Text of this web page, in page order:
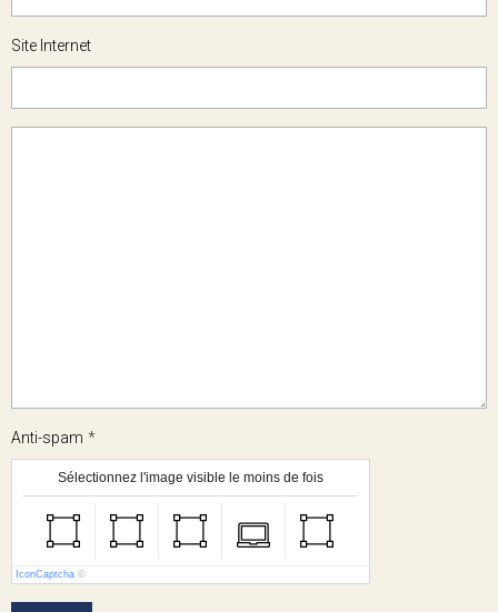
Site Internet
Anti-spam
Sélectionnez l'image visible le moins de fois
IconCaptcha ©